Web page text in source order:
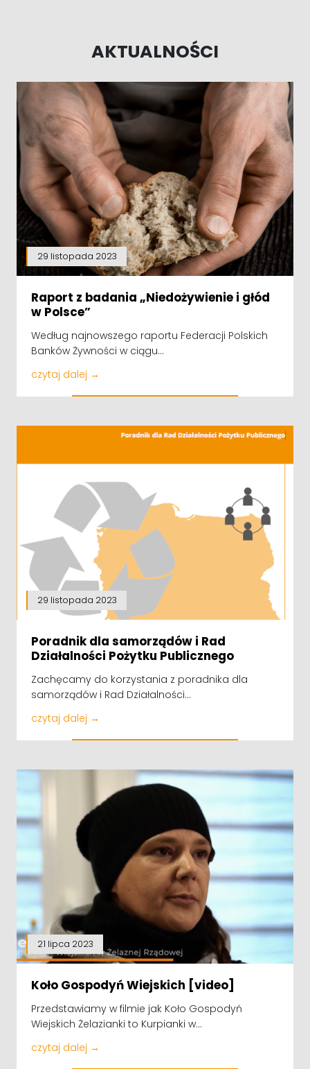
AKTUALNOŚCI
29 listopada 2023
Raport z badania „Niedożywienie i głód
w Polsce”
Według najnowszego raportu Federacji Polskich
Banków Żywności w ciągu...
czytaj dalej →
29 listopada 2023
Poradnik dla samorządów i Rad
Działalności Pożytku Publicznego
Zachęcamy do korzystania z poradnika dla
samorządów i Rad Działalności...
czytaj dalej →
21 lipca 2023
Koło Gospodyń Wiejskich [video]
Przedstawiamy w filmie jak Koło Gospodyń
Wiejskich Żelazianki to Kurpianki w...
czytaj dalej →